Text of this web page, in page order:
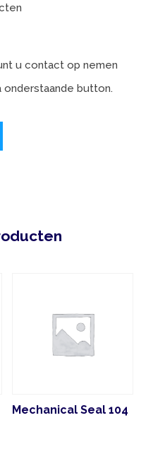
u contact op nemen
onderstaande button.
Mechanical Seal 104